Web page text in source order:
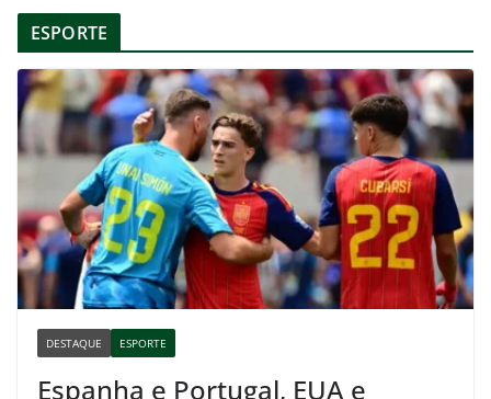
ESPORTE
DESTAQUE ESPORTE
Espanha e Portugal, EUA e